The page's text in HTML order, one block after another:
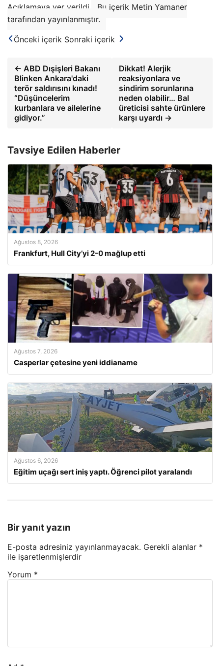
Açıklamaya yer verildi.
Bu içerik Metin Yamaner
tarafından yayınlanmıştır.
Önceki içerik Sonraki içerik
← ABD Dışişleri Bakanı
Blinken Ankara'daki
terör saldırısını kınadı!
“Düşüncelerim
kurbanlara ve ailelerine
gidiyor.”
Dikkat! Alerjik
reaksiyonlara ve
sindirim sorunlarına
neden olabilir… Bal
üreticisi sahte ürünlere
karşı uyardı →
Tavsiye Edilen Haberler
Ağustos 8, 2026
Frankfurt, Hull City’yi 2-0 mağlup etti
Ağustos 7, 2026
Casperlar çetesine yeni iddianame
Ağustos 6, 2026
Eğitim uçağı sert iniş yaptı. Öğrenci pilot yaralandı
Bir yanıt yazın
E-posta adresiniz yayınlanmayacak. Gerekli alanlar *
ile işaretlenmişlerdir
Yorum *